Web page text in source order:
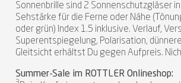
Sonnenbrille sind 2 Sonnenschutzgläser
Sehstärke für die Ferne oder Nähe
oder grün) Index 1.5 inklusive. Verlauf,
Superentspiegelung, Polarisation,
Gleitsicht erhältst Du gegen Aufpreis.
Summer-Sale im ROTTLER Onlineshop: